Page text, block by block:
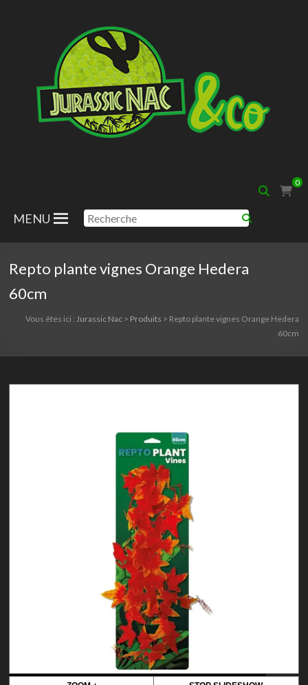
Nac
0
MENU
Repto plante vignes Orange Hedera
60cm
Vous êtes ici : Jurassic Nac> Produits > Repto plante vignes Orange Hedera
60cm